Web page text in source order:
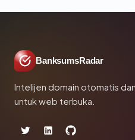
BanksumsRadar
Intelijen domain otomatis
untuk web terbuka.